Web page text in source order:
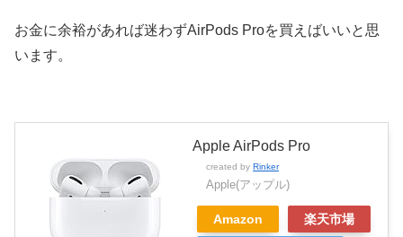
お金に余裕があれば迷わずAirPods Proを買えばいいと思
います。
Apple AirPods Pro
created by Rinker
Apple(アップル)
Amazon 楽天市場